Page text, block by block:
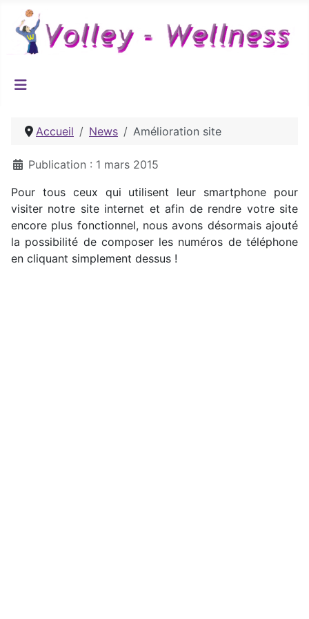
Accueil News Amélioration site
DétailsPublication : 1 mars 2015
Pour tous ceux qui utilisent leur smartphone pour
visiter notre site internet et afin de rendre votre site
encore plus fonctionnel, nous avons désormais ajouté
la possibilité de composer les numéros de téléphone
en cliquant simplement dessus !